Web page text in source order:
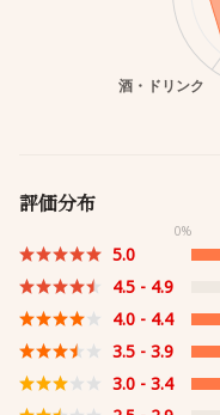
酒・ドリンク
評価分布
0%
5.0
4.5 - 4.9
4.0 - 4.4
3.5 - 3.9
3.0 - 3.4